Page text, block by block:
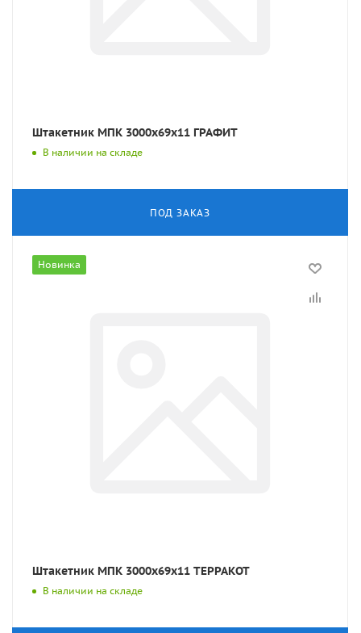
Штакетник МПК 3000x69x11 ГРАФИТ
В наличии на складе
ПОД ЗАКАЗ
Новинка
Штакетник МПК 3000x69x11 ТЕРРАКОТ
В наличии на складе